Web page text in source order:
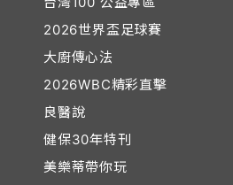
2026世界盃足球賽
大廚傳心法
2026WBC精彩直擊
良醫說
健保30年特刊
美樂蒂帶你玩